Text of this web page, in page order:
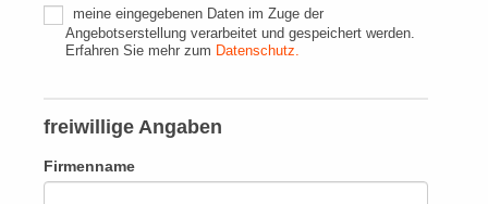
meine eingegebenen Daten im Zuge der
Angebotserstellung verarbeitet und gespeichert werden.
Erfahren Sie mehr zum Datenschutz.
freiwillige Angaben
Firmenname